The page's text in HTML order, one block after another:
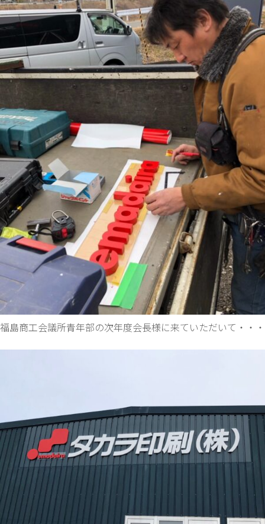
福島商工会議所青年部の次年度会長様に来ていただいて・・・